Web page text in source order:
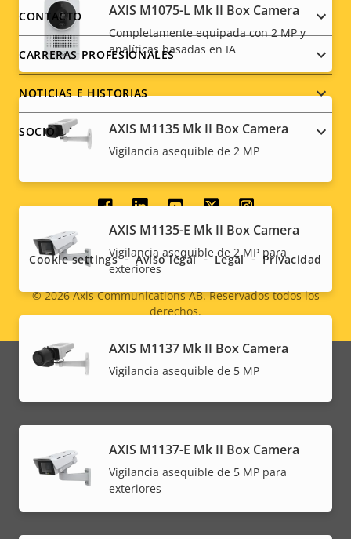
AXIS M1075-L Mk II Box Camera
Completamente equipada con 2 MP y
analíticas basadas en IA
AXIS M1135 Mk II Box Camera
Vigilancia asequible de 2 MP
AXIS M1135-E Mk II Box Camera
Vigilancia asequible de 2 MP para
exteriores
AXIS M1137 Mk II Box Camera
Vigilancia asequible de 5 MP
AXIS M1137-E Mk II Box Camera
Vigilancia asequible de 5 MP para
exteriores
menu
CONTACTO
CARRERAS PROFESIONALES
NOTICIAS E HISTORIAS
SOCIO
Social
menu
Legal
menu
© 2026Axis Communications AB. Reservados todos los
derechos.
Cookie settings Aviso legal Legal Privacidad